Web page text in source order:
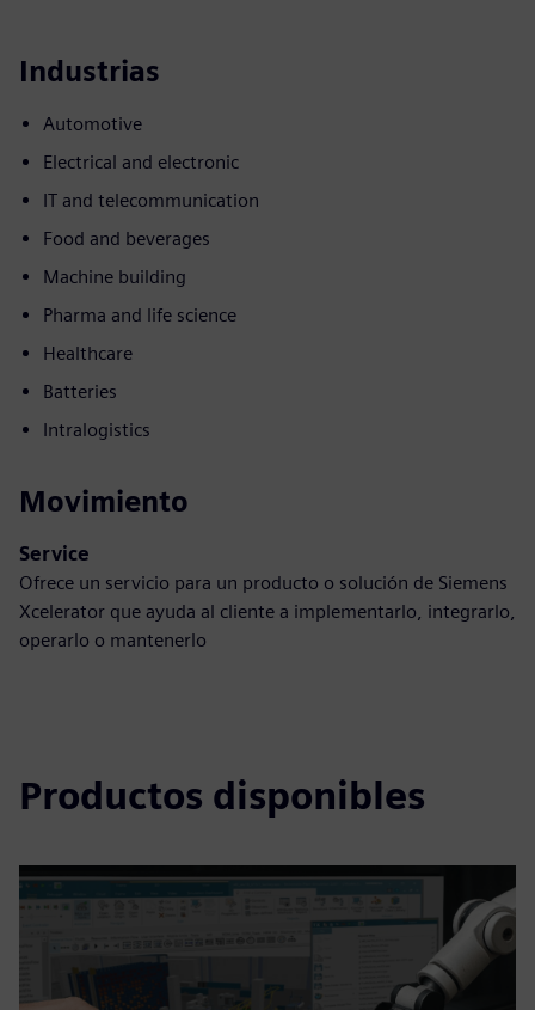
Industrias
Automotive
Electrical and electronic
IT and telecommunication
Food and beverages
Machine building
Pharma and life science
Healthcare
Batteries
Intralogistics
Movimiento
Service
Ofrece un servicio para un producto o solución de Siemens
Xcelerator que ayuda al cliente a implementarlo, integrarlo,
operarlo o mantenerlo
Productos disponibles